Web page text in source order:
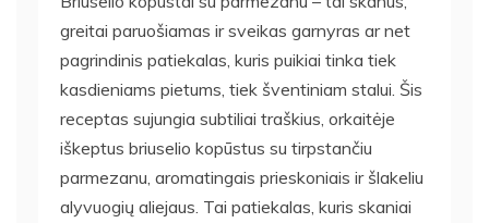
greitai paruošiamas ir sveikas garnyras ar net
pagrindinis patiekalas, kuris puikiai tinka tiek
kasdieniams pietums, tiek šventiniam stalui. Šis
receptas sujungia subtiliai traškius, orkaitėje
iškeptus briuselio kopūstus su tirpstančiu
parmezanu, aromatingais prieskoniais ir šlakeliu
alyvuogių aliejaus. Tai patiekalas, kuris skaniai